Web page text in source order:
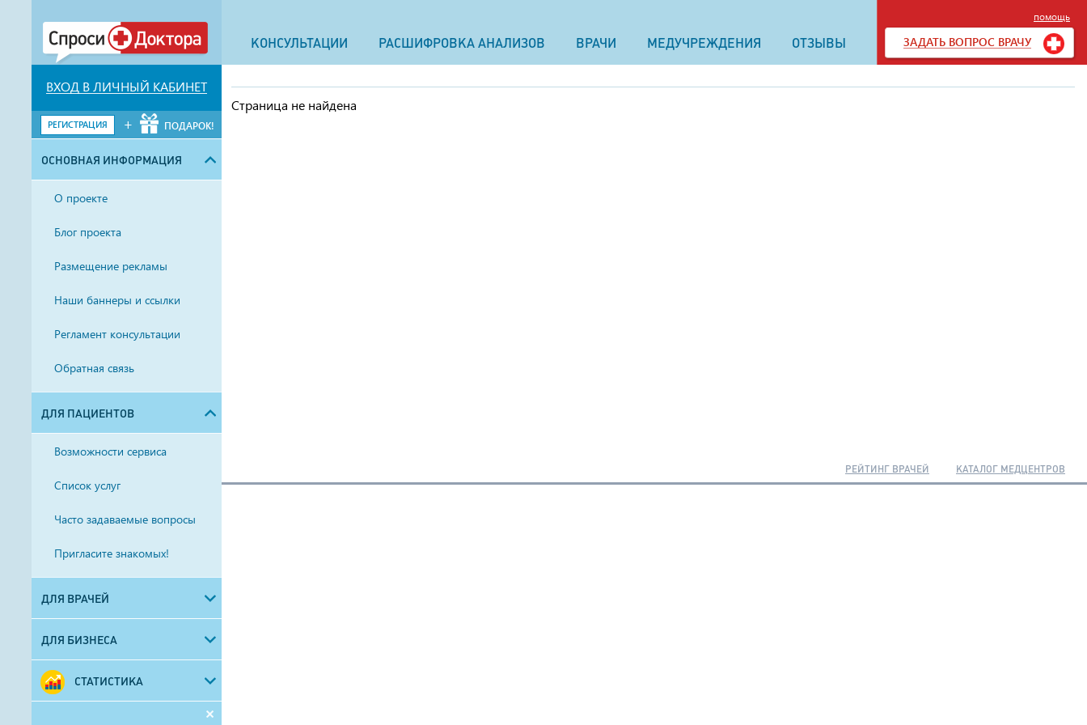
ВХОД В ЛИЧНЫЙ КАБИНЕТ
РЕГИСТРАЦИЯ + ПОДАРОК!
ОСНОВНАЯ ИНФОРМАЦИЯ
О проекте
Блог проекта
Размещение рекламы
Наши баннеры и ссылки
Регламент консультации
Обратная связь
ДЛЯ ПАЦИЕНТОВ
Возможности сервиса
Список услуг
Часто задаваемые вопросы
Пригласите знакомых!
ДЛЯ ВРАЧЕЙ
ДЛЯ БИЗНЕСА
СТАТИСТИКА
помощь
ЗАДАТЬ ВОПРОС ВРАЧУ
КОНСУЛЬТАЦИИ РАСШИФРОВКА АНАЛИЗОВ ВРАЧИ МЕДУЧРЕЖДЕНИЯ ОТЗЫВЫ
Страница не найдена
РЕЙТИНГ ВРАЧЕЙ КАТАЛОГ МЕДЦЕНТРОВ